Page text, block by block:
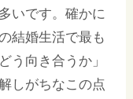
いです。確かに
結婚生活で最も
う向き合うか」
しがちなこの点